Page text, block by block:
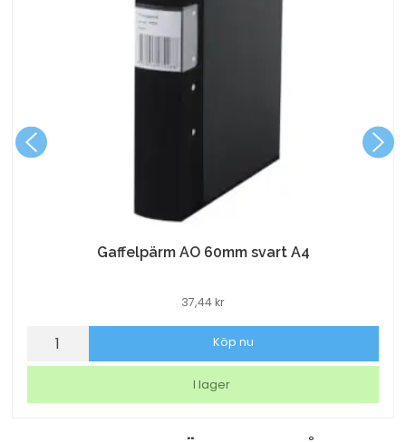
Gaffelpärm AO 60mm svart A4
37,44kr
Gaffelpärm
svart
Köp nu
I lager